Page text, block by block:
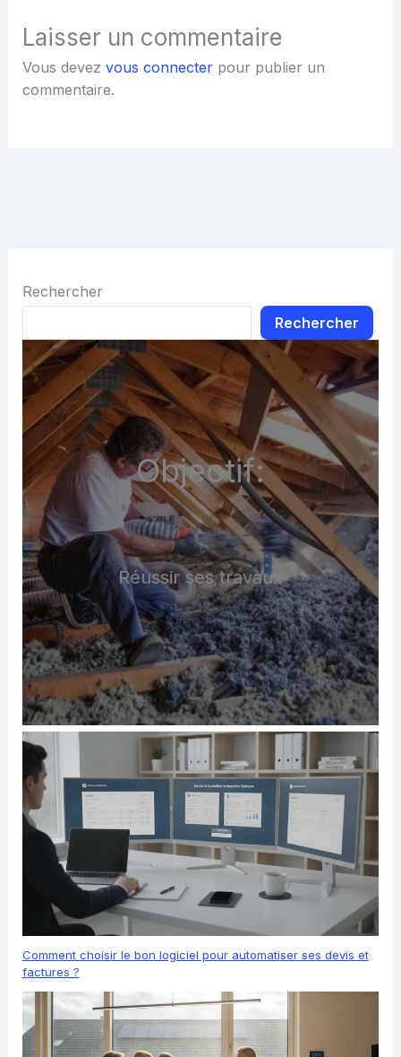
Laisser un commentaire
Vous devez vous connecterpour publier un
commentaire.
Rechercher
Rechercher
Objectif:
Réussir ses travaux
Comment choisir le bon logiciel pour automatiser ses devis et
factures ?